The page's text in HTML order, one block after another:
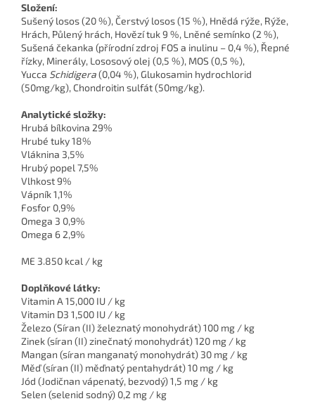
Složení:
Sušený losos (20 %), Čerstvý losos (15 %), Hnědá rýže, Rýže,
Hrách, Půlený hrách, Hovězí tuk 9 %, Lněné semínko (2 %),
Sušená čekanka (přírodní zdroj FOS a inulinu – 0,4 %), Řepné
řízky, Minerály, Lososový olej (0,5 %), MOS (0,5 %),
Yucca Schidigera(0,04 %), Glukosamin hydrochlorid
(50mg/kg), Chondroitin sulfát (50mg/kg).
Analytické složky:
Hrubá bílkovina 29%
Hrubé tuky 18%
Vláknina 3,5%
Hrubý popel 7,5%
Vlhkost 9%
Vápník 1,1%
Fosfor 0,9%
Omega 3 0,9%
Omega 6 2,9%
ME 3.850 kcal / kg
Doplňkové látky:
Vitamin A 15,000 IU / kg
Vitamin D3 1,500 IU / kg
Železo (Síran (II) železnatý monohydrát) 100 mg / kg
Zinek (síran (II) zinečnatý monohydrát) 120 mg / kg
Mangan (síran manganatý monohydrát) 30 mg / kg
Měď (síran (II) měďnatý pentahydrát) 10 mg / kg
Jód (Jodičnan vápenatý, bezvodý) 1,5 mg / kg
Selen (selenid sodný) 0,2 mg / kg